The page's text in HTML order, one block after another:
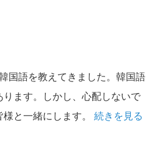
国語を教えてきました。韓国語
ます。しかし、心配しないで
様と一緒にします。続きを見る